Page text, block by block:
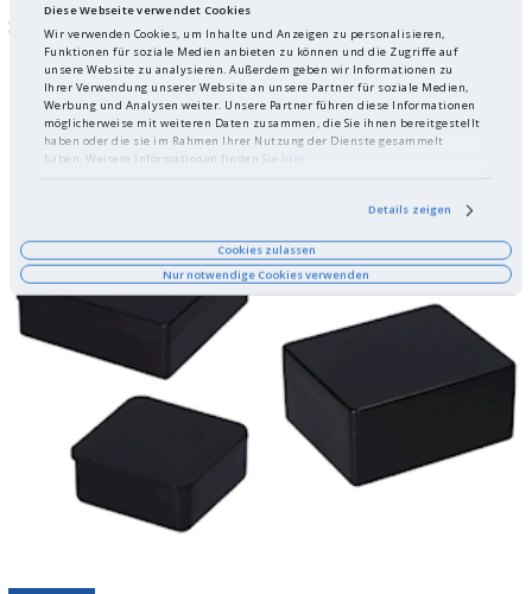
Diese Webseite verwendet Cookies
Wir verwenden Cookies, um Inhalte und Anzeigen zu personalisieren,
Funktionen für soziale Medien anbieten zu können und die Zugriffe auf
unsere Website zu analysieren. Außerdem geben wir Informationen zu
Ihrer Verwendung unserer Website an unsere Partner für soziale Medien,
Werbung und Analysen weiter. Unsere Partner führen diese Informationen
möglicherweise mit weiteren Daten zusammen, die Sie ihnen bereitgestellt
haben oder die sie im Rahmen Ihrer Nutzung der Dienste gesammelt
haben. Weitere Informationen finden Sie hier
Details zeigen
Cookies zulassen
Nur notwendige Cookies verwenden
Stackable rectangular boxes ESD - Polystyrene (PS)